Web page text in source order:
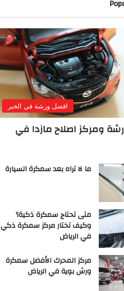
افضل ورشة في الخبر
ومركز اصلاح مازدا في
ما لا تراه بعد سمكرة السيارة
متى تحتاج سمكرة ذكية؟
وكيف تختار مركز سمكرة ذكي
في الرياض
مركز المحرك الأفضل سمكرة
ورش بوية في الرياض